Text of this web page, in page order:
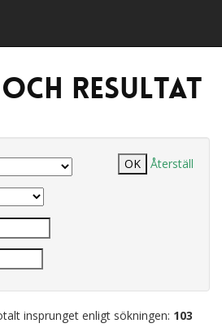
resultat
Återställ
insprunget enligt sökningen: 103